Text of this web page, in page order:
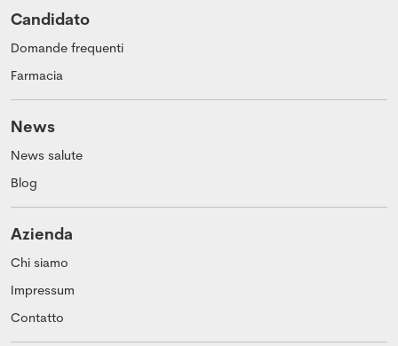
Candidato
Domande frequenti
Farmacia
News
News salute
Blog
Azienda
Chi siamo
Impressum
Contatto